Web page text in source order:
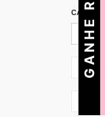
BR + 55